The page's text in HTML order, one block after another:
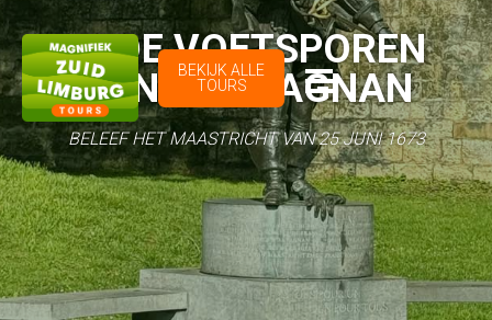
BEKIJK ALLE
TOURS
IN DE VOETSPOREN
VAN D’ARTAGNAN
BELEEF HET MAASTRICHT VAN 25 JUNI 1673